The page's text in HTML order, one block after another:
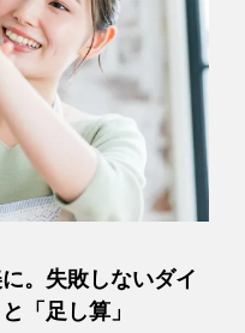
。失敗しないダイ
「足し算」